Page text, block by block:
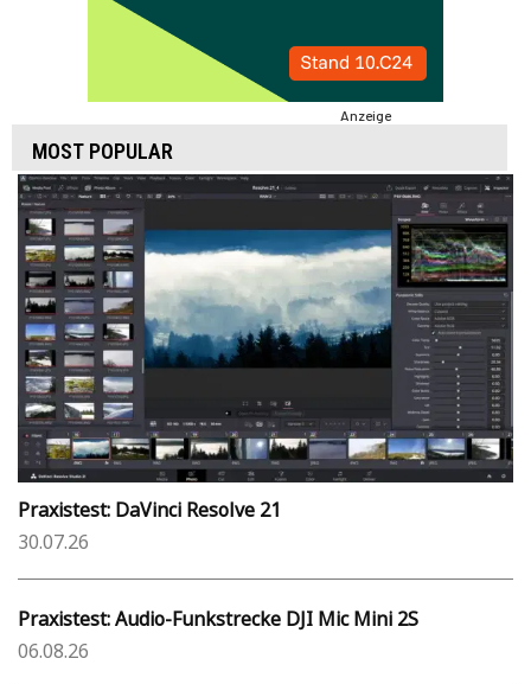
Anzeige
MOST POPULAR
Praxistest: DaVinci Resolve 21
30.07.26
Praxistest: Audio-Funkstrecke DJI Mic Mini 2S
06.08.26